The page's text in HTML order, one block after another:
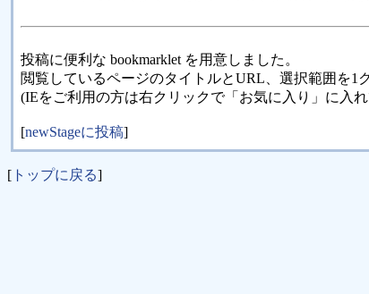
投稿に便利な bookmarklet を用意しました。
閲覧しているページのタイトルとURL、選択範囲を1
(IEをご利用の方は右クリックで「お気に入り」に入
[newStageに投稿]
[ トップに戻る]